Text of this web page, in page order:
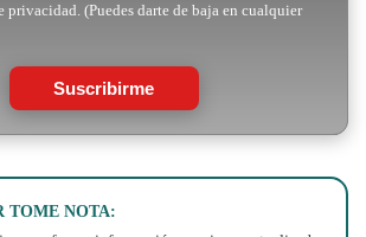
privacidad. (Puedes darte de baja en cualquier
Suscribirme
TOME NOTA: